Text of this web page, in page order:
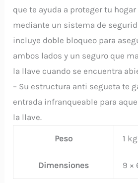
que te ayuda a proteger tu
mediante un sistema de
incluye doble bloqueo para
ambos lados y un seguro que
la llave cuando se encuentra
– Su estructura anti segueta te
entrada infranqueable para
la llave.
Peso 1 kg
Dimensiones 9 ×